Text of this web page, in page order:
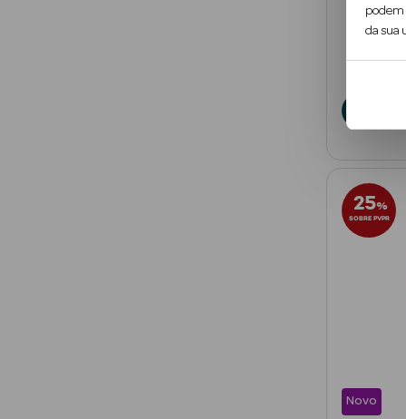
podem
da sua
€
25%
SOBRE PVPR
Novo